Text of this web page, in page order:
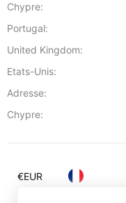
Chypre:
Portugal:
United Kingdom:
Etats-Unis:
Adresse:
Chypre:
€EUR